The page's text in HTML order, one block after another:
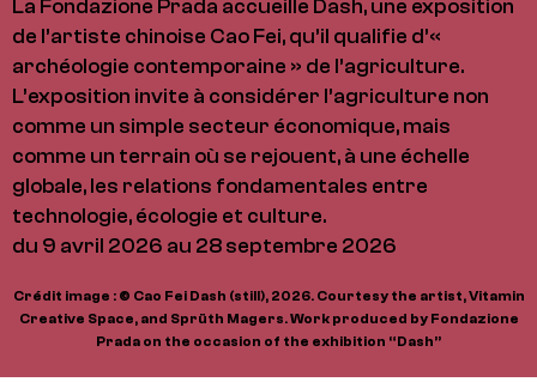
La Fondazione Prada accueille Dash, une exposition
de l’artiste chinoise Cao Fei, qu’il qualifie d’«
archéologie contemporaine » de l’agriculture.
L’exposition invite à considérer l’agriculture non
comme un simple secteur économique, mais
comme un terrain où se rejouent, à une échelle
globale, les relations fondamentales entre
technologie, écologie et culture.
du 9 avril 2026 au 28 septembre 2026
Crédit image : © Cao Fei Dash (still), 2026. Courtesy the artist, Vitamin
Creative Space, and Sprüth Magers. Work produced by Fondazione
Prada on the occasion of the exhibition “Dash”